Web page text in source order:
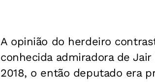
A opinião do herdeiro
conhecida admiradora de
2018, o então deputado era